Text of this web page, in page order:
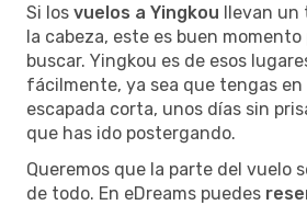
Si los vuelos a Yingkou llevan un
la cabeza, este es buen momento
buscar. Yingkou es de esos
fácilmente, ya sea que tengas
escapada corta, unos días sin
que has ido postergando.
Queremos que la parte del vuelo
de todo. En eDreams puedes